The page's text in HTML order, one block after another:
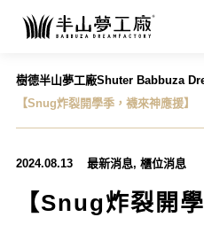
樹德半山夢工廠Shuter Babbuza
【Snug炸裂開學季，襪來神應援】
2024.08.13 最新消息, 櫃位消息
【Snug炸裂開